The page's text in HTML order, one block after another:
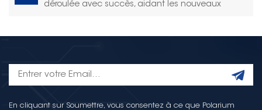
déroulée avec succès, aidant les nouveaux
En cliquant sur Soumettre, vous consentez à ce que Polarium